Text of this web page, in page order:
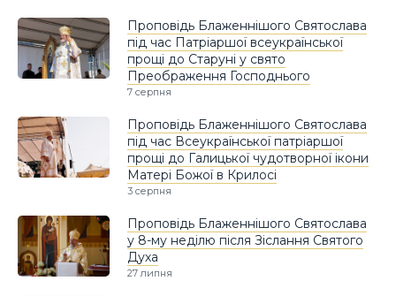
Проповідь Блаженнішого Святослава
під час Патріаршої всеукраїнської
прощі до Старуні у свято
Преображення Господнього
7 серпня
Проповідь Блаженнішого Святослава
під час Всеукраїнської патріаршої
прощі до Галицької чудотворної ікони
Матері Божої в Крилосі
3 серпня
Проповідь Блаженнішого Святослава
у 8-му неділю після Зіслання Святого
Духа
27 липня